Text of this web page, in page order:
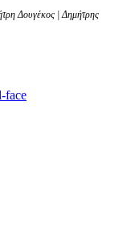
Δουγέκος | Δημήτρης
face